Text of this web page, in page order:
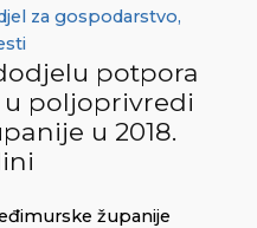
za gospodarstvo,
potpora
poljoprivredi
u 2018.
županije